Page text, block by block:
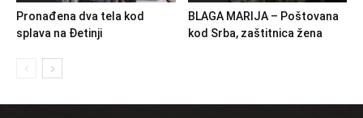
Pronađena dva tela kod
splava na Đetinji
BLAGA MARIJA – Poštovana
kod Srba, zaštitnica žena